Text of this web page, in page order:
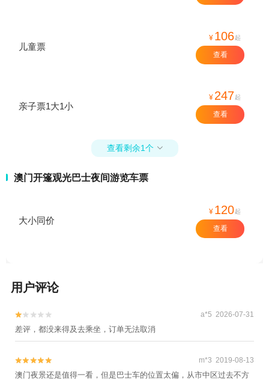
儿童票
¥ 106起
查看
亲子票1大1小
¥ 247起
查看
查看剩余1个 
澳门开篷观光巴士夜间游览车票
大小同价
¥ 120起
查看
用户评论

 a*5 2026-07-31
差评，都没来得及去乘坐，订单无法取消

 m*3 2019-08-13
澳门夜景还是值得一看，但是巴士车的位置太偏，从市中区过去不方